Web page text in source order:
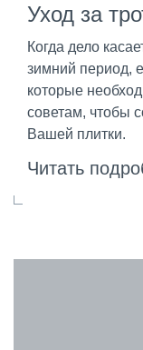
Уход за
Когда дело
зимний период,
которые
советам, чтобы
Вашей плитки.
Читать